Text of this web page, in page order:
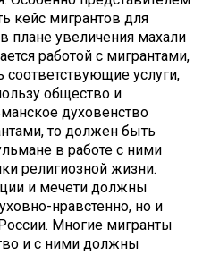
кейс мигрантов для
плане увеличения махали
работой с мигрантами,
услуги,
общество и
духовенство
то должен быть
в работе с ними
религиозной жизни.
и мечети должны
нравстенно, но и
Многие мигранты
и с ними должны